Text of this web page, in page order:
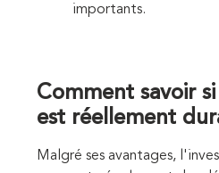
importants.
Comment savoir
est réellement
Malgré ses avantages,